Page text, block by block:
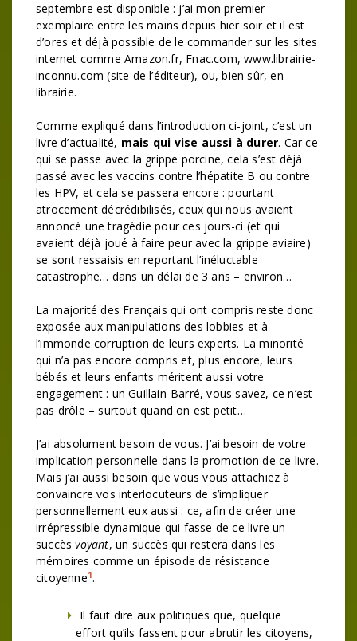
septembre est disponible : j’ai mon premier
exemplaire entre les mains depuis hier soir et il est
d’ores et déjà possible de le commander sur les sites
internet comme Amazon.fr, Fnac.com, www.librairie-
inconnu.com (site de l’éditeur), ou, bien sûr, en
librairie.
Comme expliqué dans l’introduction ci-joint, c’est un
livre d’actualité, mais qui vise aussi à durer. Car ce
qui se passe avec la grippe porcine, cela s’est déjà
passé avec les vaccins contre l’hépatite B ou contre
les HPV, et cela se passera encore : pourtant
atrocement décrédibilisés, ceux qui nous avaient
annoncé une tragédie pour ces jours-ci (et qui
avaient déjà joué à faire peur avec la grippe aviaire)
se sont ressaisis en reportant l’inéluctable
catastrophe… dans un délai de 3 ans – environ…
La majorité des Français qui ont compris reste donc
exposée aux manipulations des lobbies et à
l’immonde corruption de leurs experts. La minorité
qui n’a pas encore compris et, plus encore, leurs
bébés et leurs enfants méritent aussi votre
engagement : un Guillain-Barré, vous savez, ce n’est
pas drôle – surtout quand on est petit…
J’ai absolument besoin de vous. J’ai besoin de votre
implication personnelle dans la promotion de ce livre.
Mais j’ai aussi besoin que vous vous attachiez à
convaincre vos interlocuteurs de s’impliquer
personnellement eux aussi : ce, afin de créer une
irrépressible dynamique qui fasse de ce livre un
succèsvoyant, un succès qui restera dans les
mémoires comme un épisode de résistance
citoyenne1.
Il faut dire aux politiques que, quelque
effort qu’ils fassent pour abrutir les citoyens,